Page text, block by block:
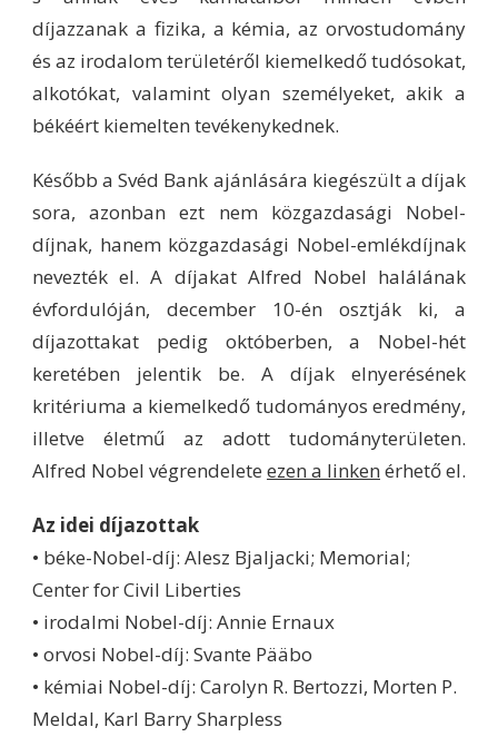
díjazzanak a fizika, a kémia, az orvostudomány
és az irodalom területéről kiemelkedő tudósokat,
alkotókat, valamint olyan személyeket, akik a
békéért kiemelten tevékenykednek.
Később a Svéd Bank ajánlására kiegészült a díjak
sora, azonban ezt nem közgazdasági Nobel-
díjnak, hanem közgazdasági Nobel-emlékdíjnak
nevezték el. A díjakat Alfred Nobel halálának
évfordulóján, december 10-én osztják ki, a
díjazottakat pedig októberben, a Nobel-hét
keretében jelentik be. A díjak elnyerésének
kritériuma a kiemelkedő tudományos eredmény,
illetve életmű az adott tudományterületen.
Alfred Nobel végrendelete ezen a linken érhető el.
Az idei díjazottak
• béke-Nobel-díj: Alesz Bjaljacki; Memorial;
Center for Civil Liberties
• irodalmi Nobel-díj: Annie Ernaux
• orvosi Nobel-díj: Svante Pääbo
• kémiai Nobel-díj: Carolyn R. Bertozzi, Morten P.
Meldal, Karl Barry Sharpless